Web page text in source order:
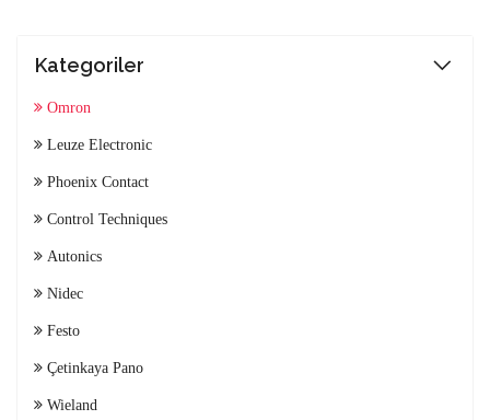
Kategoriler
Omron
Leuze Electronic
Phoenix Contact
Control Techniques
Autonics
Nidec
Festo
Çetinkaya Pano
Wieland